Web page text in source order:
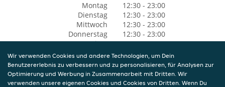
Montag
12:30 - 23:00
Dienstag
12:30 - 23:00
Mittwoch
12:30 - 23:00
Donnerstag
12:30 - 23:00
Freitag
12:30 - 23:00
Samstag
12:30 - 23:00
Sonntag
14:30 - 23:00
Wir verwenden Cookies und andere Technologien, um Dein
Benutzererlebnis zu verbessern und zu personalisieren, für Analysen zur
Optimierung und Werbung in Zusammenarbeit mit Dritten. Wir
verwenden unsere eigenen Cookies und Cookies von Dritten. Wenn Du